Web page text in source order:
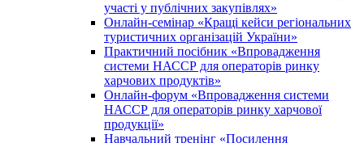
участі у публічних закупівлях»
Онлайн-семінар «Кращі кейси регіональних
туристичних організацій України»
Практичний посібник «Впровадження
системи НАССР для операторів ринку
харчових продуктів»
Онлайн-форум «Впровадження системи
НАССР для операторів ринку харчової
продукції»
Навчальний тренінг «Посилення